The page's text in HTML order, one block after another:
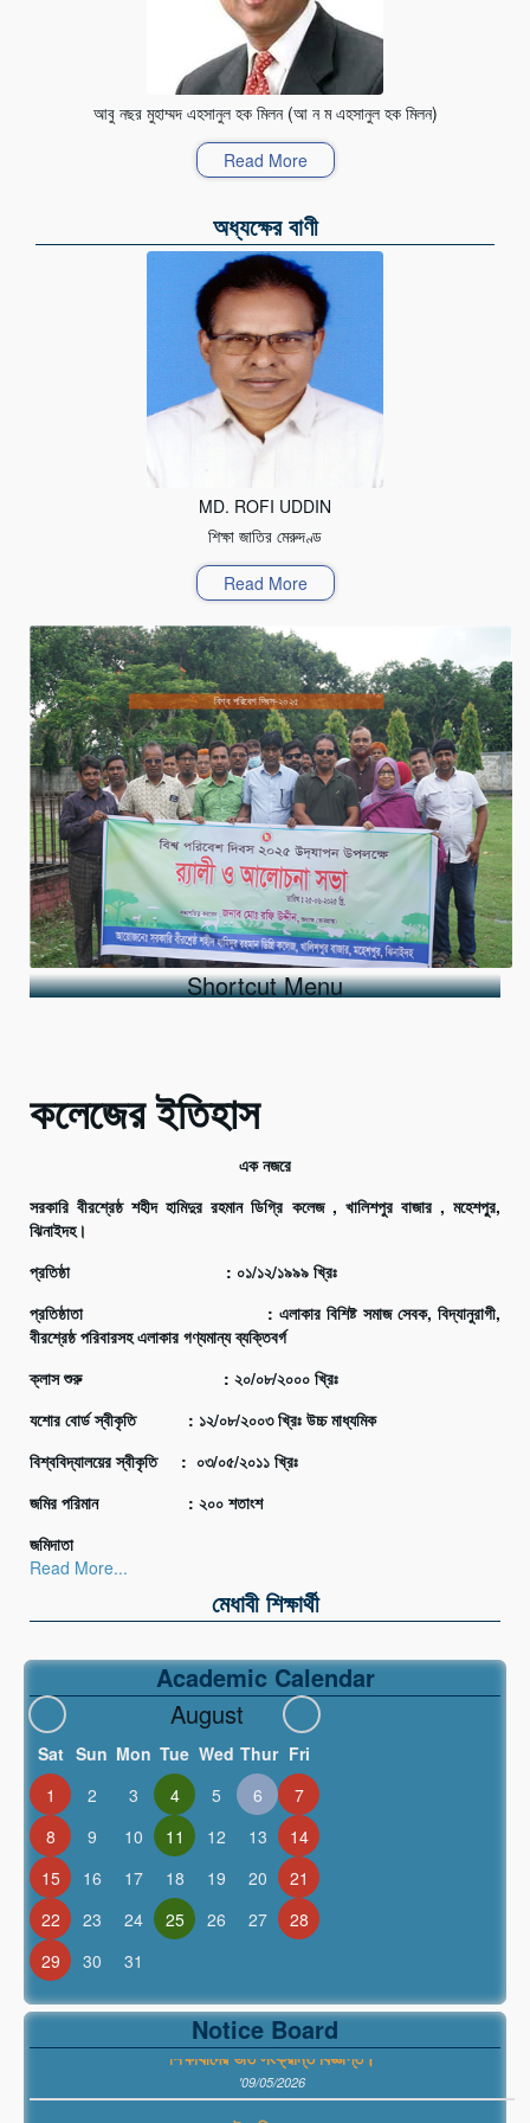
আবু নছর মুহাম্মদ এহসানুল হক মিলন (আ ন ম এহসানুল হক মিলন)
Read More
অধ্যক্ষের বাণী
MD. ROFI UDDIN
শিক্ষা জাতির মেরুদণ্ড
Read More
বিশ্ব পরিবেশ দিবস-২০২৫
Shortcut Menu
কলেজের ইতিহাস
এক নজরে
সরকারি বীরশ্রেষ্ঠ শহীদ হামিদুর রহমান ডিগ্রি কলেজ , খালিশপুর বাজার , মহেশপু্‌র,
ঝিনাইদহ।
প্রতিষ্ঠা : ০১/১২/১৯৯৯ খ্রিঃ
প্রতিষ্ঠাতা : এলাকার বিশিষ্ট সমাজ সেবক, বিদ্যানুরাগী,
বীরশ্রেষ্ঠ পরিবারসহ এলাকার গণ্যমান্য ব্যক্তিবর্গ
ক্লাস শুরু : ২০/০৮/২০০০ খ্রিঃ
যশোর বোর্ড স্বীকৃতি : ১২/০৮/২০০৩ খ্রিঃ উচ্চ মাধ্যমিক
বিশ্ববিদ্যালয়ের স্বীকৃতি : ০৩/০৫/২০১১ খ্রিঃ
জমির পরিমান : ২০০ শতাংশ
জমিদাতা
Read More...
মেধাবী শিক্ষার্থী
Academic Calendar
August
Sat Sun Mon Tue Wed Thur Fri
1
2 3 4 5 6
7
8
9 10 11 12 13
14
15
16 17 18 19 20
21
22
23 24 25 26 27
28
29
30 31
Notice Board
স্নাতক (সম্মান) ১ম বর্ষ ২০২৫-২০২৬ শিক্ষাবর্ষে ১ম মেধা তালিকায় স্থানপ্রাপ্ত
শিক্ষার্থীদের ভর্তি সংক্রান্ত বিজ্ঞপ্তি।
'09/05/2026
উপবৃত্তি ফরম